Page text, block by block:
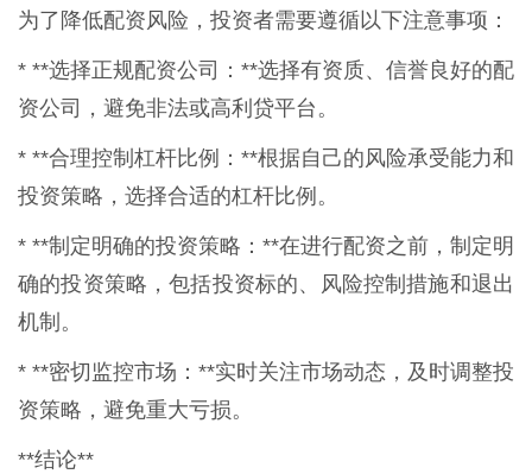
为了降低配资风险，投资者需要遵循以下注意事项：
* **选择正规配资公司：**选择有资质、信誉良好的配
资公司，避免非法或高利贷平台。
* **合理控制杠杆比例：**根据自己的风险承受能力和
投资策略，选择合适的杠杆比例。
* **制定明确的投资策略：**在进行配资之前，制定明
确的投资策略，包括投资标的、风险控制措施和退出
机制。
* **密切监控市场：**实时关注市场动态，及时调整投
资策略，避免重大亏损。
**结论**